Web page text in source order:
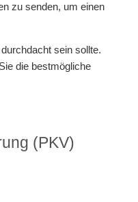
zu senden, um einen
sein sollte.
die bestmögliche
(PKV)